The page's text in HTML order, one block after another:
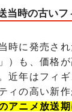
当時の古いフ
時に発売さ
）も、価格
近年はフィ
ィの高い新
アニメ放送